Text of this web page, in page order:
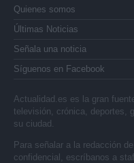
Quienes somos
Últimas Noticias
Señala una noticia
Síguenos en Facebook
Actualidad.es es la gran
televisión, crónica, deportes,
su ciudad.
Para señalar a la redacción
confidencial, escríbanos a